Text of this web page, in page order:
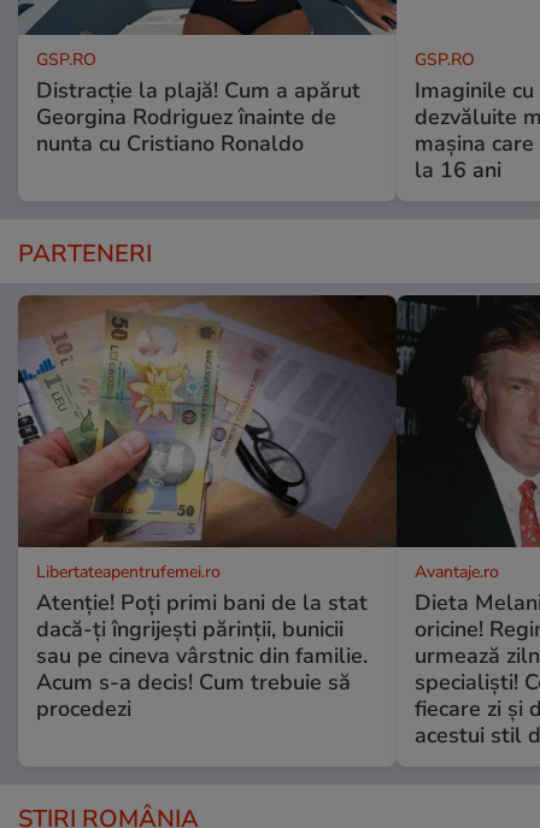
GSP.RO
Distracție la plajă! Cum a apărut
Georgina Rodriguez înainte de
nunta cu Cristiano Ronaldo
GSP.RO
Imaginile
dezvăluite
mașina
la 16 ani
PARTENERI
Libertateapentrufemei.ro
Atenție! Poți primi bani de la stat
dacă-ți îngrijești părinții, bunicii
sau pe cineva vârstnic din familie.
Acum s-a decis! Cum trebuie să
procedezi
Avantaje.ro
Dieta
oricine!
urmează
specialiști!
fiecare zi și
acestui stil
ȘTIRI ROMÂNIA